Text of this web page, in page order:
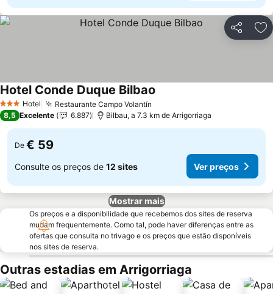
Partilhar
3 EstrelasHotel Restaurante Campo Volantín
Hotel Conde Duque Bilbao
8,5 Excelente 6.887 Bilbau, a 7.3 km de Arrigorriaga
De € 59
Consulte os preços de 12 sites Ver preços
Mostrar mais
Os preços e a disponibilidade que recebemos dos sites de reserva
mudam frequentemente. Como tal, pode haver diferenças entre as
ofertas que consulta no trivago e os preços que estão disponíveis
nos sites de reserva.
Outras estadias em Arrigorriaga